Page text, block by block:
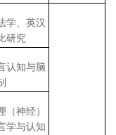
学、英汉
研究
认知与脑
（神经）
学与认知